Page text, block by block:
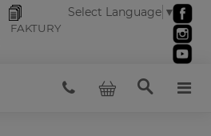
FAKTURY
Select Language ▼